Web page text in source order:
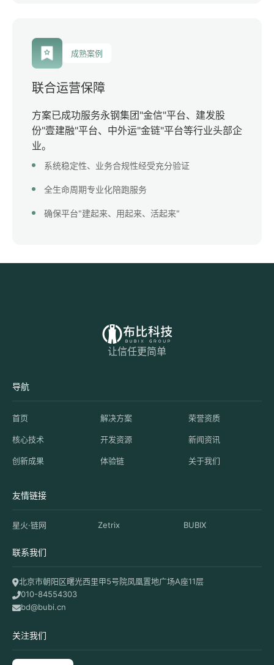
成熟案例
联合运营保障
方案已成功服务永钢集团"金信"平台、建发股
份"壹建融"平台、中外运"金链"平台等行业头部企
业。
系统稳定性、业务合规性经受充分验证
全生命周期专业化陪跑服务
确保平台"建起来、用起来、活起来"
让信任更简单
导航
首页
核心技术
创新成果
解决方案
开发资源
体验链
荣誉资质
新闻资讯
关于我们
友情链接
星火·链网 Zetrix BUBIX
联系我们
北京市朝阳区曙光西里甲5号院凤凰置地广场A座11层
010-84554303
bd@bubi.cn
关注我们